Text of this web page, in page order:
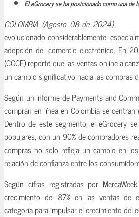
El eGrocery se ha posicionado como una
COLOMBIA (Agosto 08 de 2024).
evolucionado considerablemente,
adopción del comercio electrónico. En
(CCCE) reportó que las ventas online
un cambio significativo hacia las compras
Según un informe de Payments and
compran en línea en Colombia se
Dentro de este segmento, el eGrocery
populares, con un 90% de compradores
compras no solo refleja un cambio en
relación de confianza entre los
Según cifras registradas por
crecimiento del 87% en las ventas de
categoría para impulsar el crecimiento del